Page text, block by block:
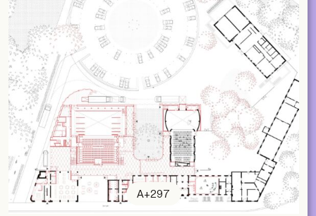
A+297